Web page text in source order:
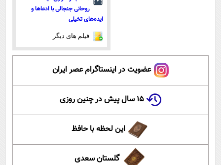
روحانی جنجالی با ادعاها و
ایده‌های تخیلی
فیلم های دیگر
عضویت در اینستاگرام عصر ایران
۱۵ سال پیش در چنین روزی
این لحظه با حافظ
گلستان سعدی